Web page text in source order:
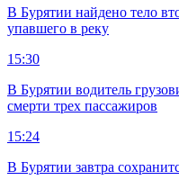
В Бурятии найдено тело
упавшего в реку
15:30
В Бурятии водитель
смерти трех пассажиров
15:24
В Бурятии завтра